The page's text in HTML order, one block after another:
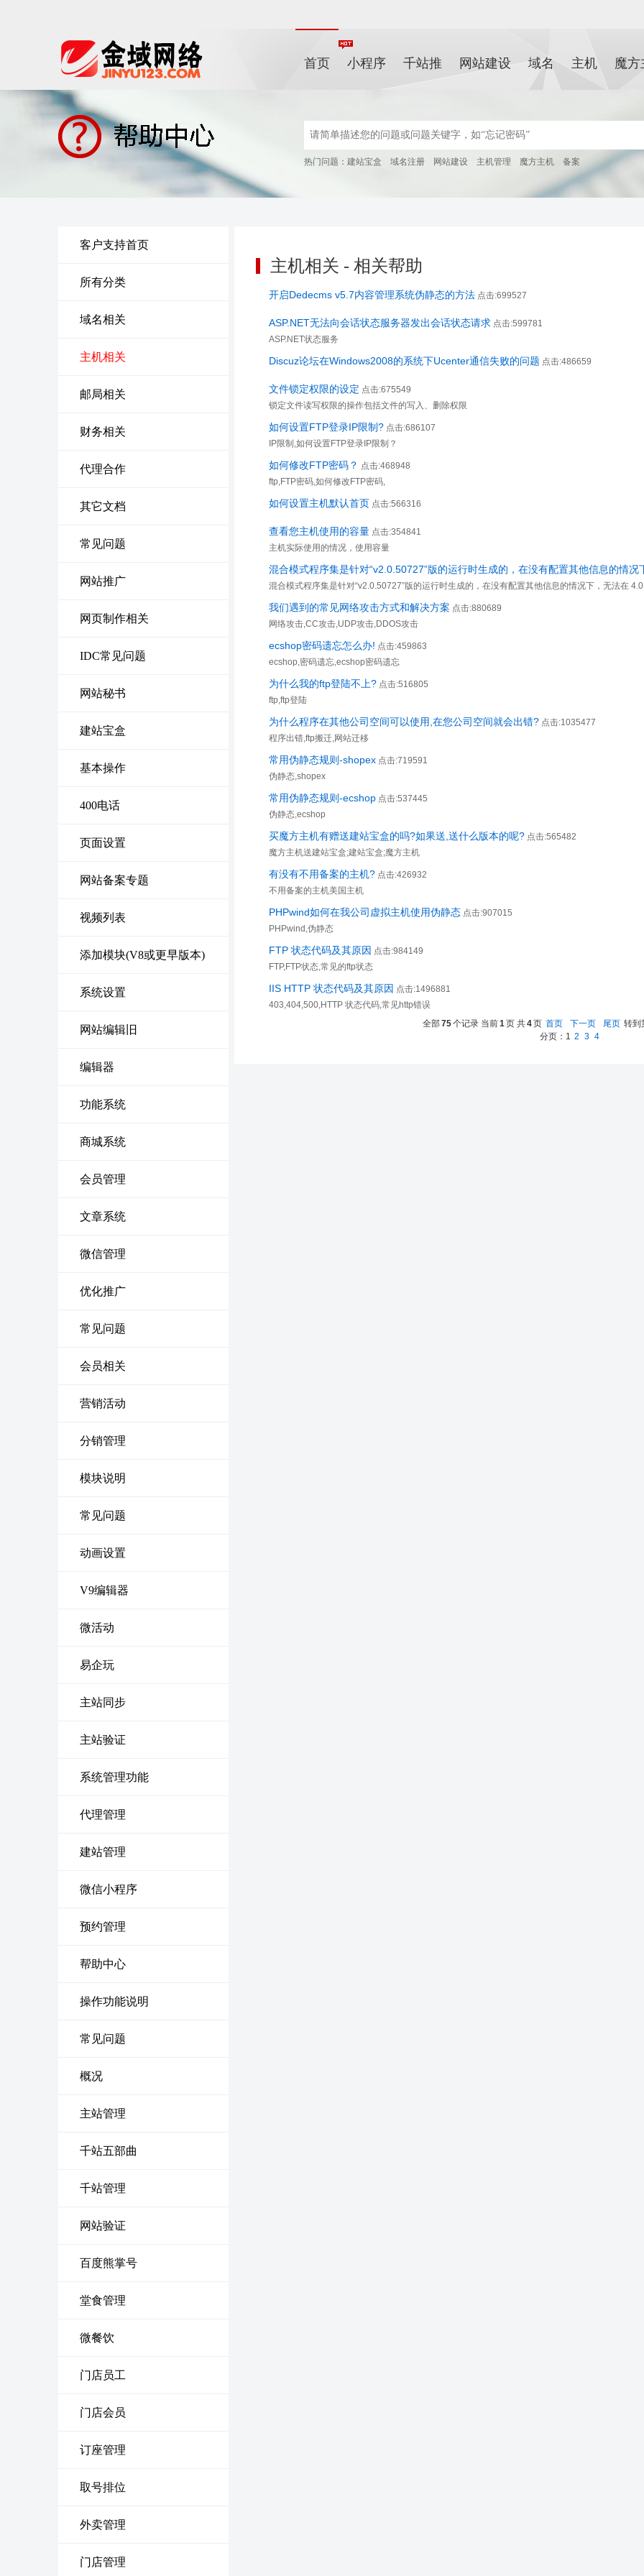
首页 小程序 千站推 网站建设 域名 主机 魔方
热门问题： 建站宝盒 域名注册 网站建设 主机管理 魔方主机 备案
客户支持首页
所有分类
域名相关
主机相关
邮局相关
财务相关
代理合作
其它文档
常见问题
网站推广
网页制作相关
IDC常见问题
网站秘书
建站宝盒
基本操作
400电话
页面设置
网站备案专题
视频列表
添加模块(V8或更早版本)
系统设置
网站编辑旧
编辑器
功能系统
商城系统
会员管理
文章系统
微信管理
优化推广
常见问题
会员相关
营销活动
分销管理
模块说明
常见问题
动画设置
V9编辑器
微活动
易企玩
主站同步
主站验证
系统管理功能
代理管理
建站管理
微信小程序
预约管理
帮助中心
操作功能说明
常见问题
概况
主站管理
千站五部曲
千站管理
网站验证
百度熊掌号
堂食管理
微餐饮
门店员工
门店会员
订座管理
取号排位
外卖管理
门店管理
主机相关 - 相关帮助
开启Dedecms v5.7内容管理系统伪静态的方法 点击:699527
ASP.NET无法向会话状态服务器发出会话状态请求 点击:599781
ASP.NET状态服务
Discuz论坛在Windows2008的系统下Ucenter通信失败的问题 点击:486659
文件锁定权限的设定 点击:675549
锁定文件读写权限的操作包括文件的写入、删除权限
如何设置FTP登录IP限制? 点击:686107
IP限制,如何设置FTP登录IP限制？
如何修改FTP密码？ 点击:468948
ftp,FTP密码,如何修改FTP密码,
如何设置主机默认首页 点击:566316
查看您主机使用的容量 点击:354841
主机实际使用的情况，使用容量
混合模式程序集是针对“v2.0.50727”版的运行时生成的，在没有配置其他信息的情
混合模式程序集是针对“v2.0.50727”版的运行时生成的，在没有配置其他信息的情况下，无法在
我们遇到的常见网络攻击方式和解决方案 点击:880689
网络攻击,CC攻击,UDP攻击,DDOS攻击
ecshop密码遗忘怎么办! 点击:459863
ecshop,密码遗忘,ecshop密码遗忘
为什么我的ftp登陆不上? 点击:516805
ftp,ftp登陆
为什么程序在其他公司空间可以使用,在您公司空间就会出错? 点击:1035477
程序出错,ftp搬迁,网站迁移
常用伪静态规则-shopex 点击:719591
伪静态,shopex
常用伪静态规则-ecshop 点击:537445
伪静态,ecshop
买魔方主机有赠送建站宝盒的吗?如果送,送什么版本的呢? 点击:565482
魔方主机送建站宝盒;建站宝盒;魔方主机
有没有不用备案的主机? 点击:426932
不用备案的主机美国主机
PHPwind如何在我公司虚拟主机使用伪静态 点击:907015
PHPwind,伪静态
FTP 状态代码及其原因 点击:984149
FTP,FTP状态,常见的ftp状态
IIS HTTP 状态代码及其原因 点击:1496881
403,404,500,HTTP 状态代码,常见http错误
全部75个记录 当前1页 共4页 首页 下一页 尾页 转到
分页： 1 2 3 4